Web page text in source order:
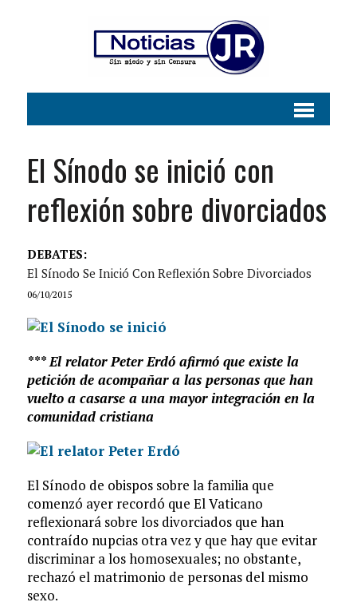
El Sínodo se inició con
reflexión sobre divorciados
DEBATES:
El Sínodo Se Inició Con Reflexión Sobre Divorciados
06/10/2015
*** El relator Peter Erdó afirmó que existe la
petición de acompañar a las personas que han
vuelto a casarse a una mayor integración en la
comunidad cristiana
El Sínodo de obispos sobre la familia que
comenzó ayer recordó que El Vaticano
reflexionará sobre los divorciados que han
contraído nupcias otra vez y que hay que evitar
discriminar a los homosexuales; no obstante,
rechazó el matrimonio de personas del mismo
sexo.